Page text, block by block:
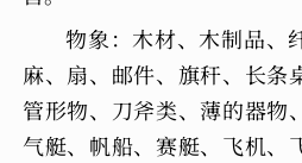
物象：木材、木制品、
麻、扇、邮件、旗秆、长条
管形物、刀斧类、薄的器物
气艇、帆船、赛艇、飞机、